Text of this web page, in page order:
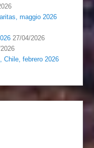
maggio 2026
27/04/2026
Chile, febrero 2026